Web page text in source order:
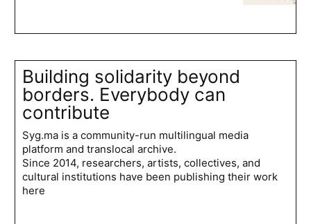
Building solidarity beyond
borders. Everybody can
contribute
Syg.ma is a community-run multilingual media
platform and translocal archive.
Since 2014, researchers, artists, collectives, and
cultural institutions have been publishing their work
here